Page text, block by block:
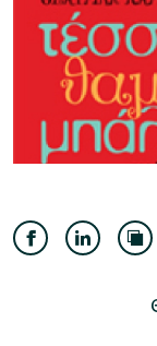
Μουσείο
Μουσείο